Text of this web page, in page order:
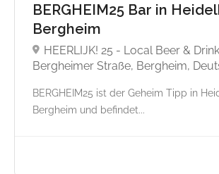
BERGHEIM25 Bar in
Bergheim
HEERLIJK! 25 - Local Beer &
Bergheimer Straße, Bergheim,
BERGHEIM25 ist der Geheim Tipp in
Bergheim und befindet...